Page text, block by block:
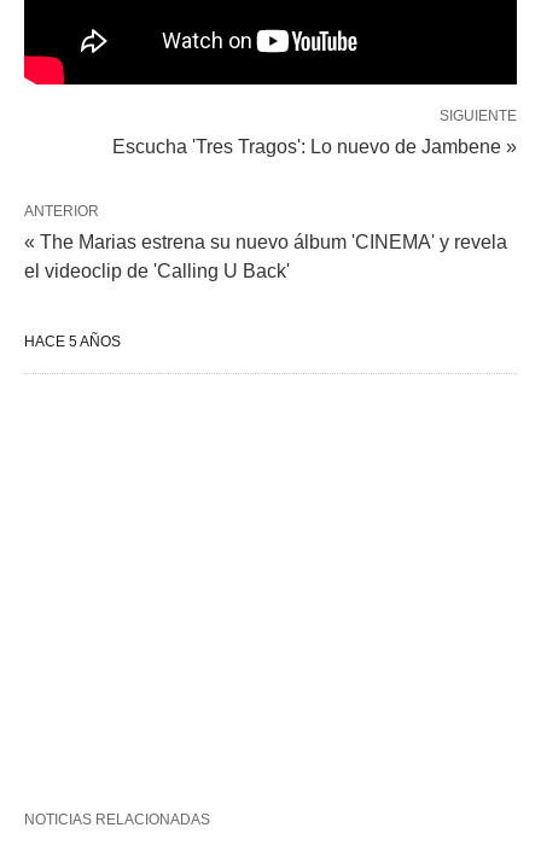
SIGUIENTE
Escucha 'Tres Tragos': Lo nuevo de Jambene »
ANTERIOR
« The Marias estrena su nuevo álbum 'CINEMA' y revela
el videoclip de 'Calling U Back'
HACE 5 AÑOS
NOTICIAS RELACIONADAS